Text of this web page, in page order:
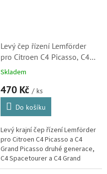
Levý čep řízení Lemförder
pro Citroen C4 Picasso, C4
Spacetourer , Berlingo a C4
Skladem
470 Kč / ks
Do košíku
Levý krajní čep řízení Lemförder
pro Citroen C4 Picasso a C4
Grand Picasso druhé generace,
C4 Spacetourer a C4 Grand
Spacetourer, Berlingo třetí